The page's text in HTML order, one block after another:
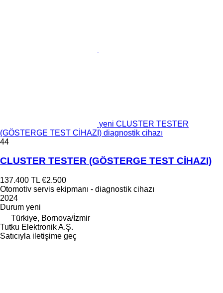
yeni CLUSTER TESTER
(GÖSTERGE TEST CİHAZI) diagnostik cihazı
44
CLUSTER TESTER (GÖSTERGE TEST CİHAZI)
137.400 TL €2.500
Otomotiv servis ekipmanı - diagnostik cihazı
2024
Durum yeni
Türkiye, Bornova/İzmir
Tutku Elektronik A.Ş.
Satıcıyla iletişime geç